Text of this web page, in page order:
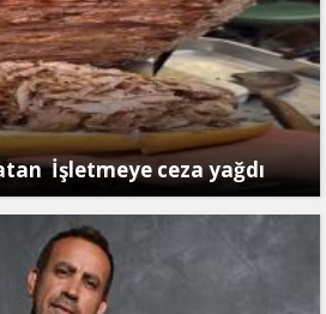
İşletmeye ceza yağdı